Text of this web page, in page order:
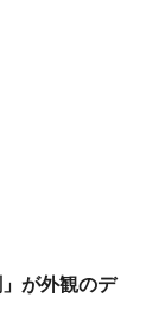
が外観のデ